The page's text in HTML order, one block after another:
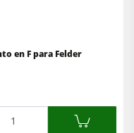
en F para Felder